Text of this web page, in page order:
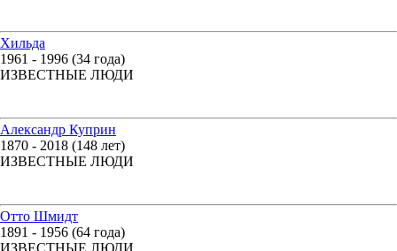
Хильда
1961 - 1996 (34 года)
ИЗВЕСТНЫЕ ЛЮДИ
Александр Куприн
1870 - 2018 (148 лет)
ИЗВЕСТНЫЕ ЛЮДИ
Отто Шмидт
1891 - 1956 (64 года)
ИЗВЕСТНЫЕ ЛЮДИ